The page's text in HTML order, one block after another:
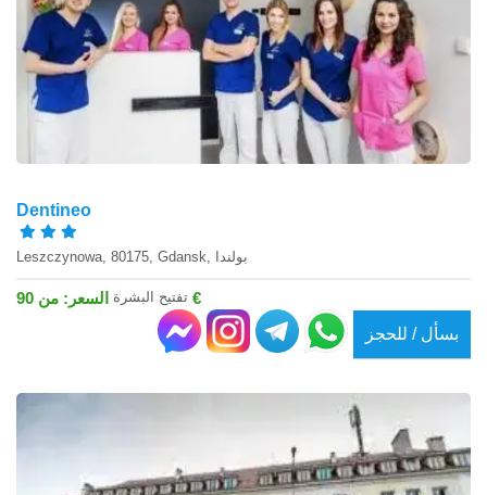
Dentineo
Leszczynowa, 80175, Gdansk, بولندا
تفتيح البشرة السعر: من 90 €
بسأل / للحجز